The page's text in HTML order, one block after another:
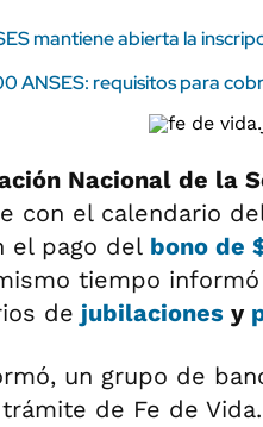
mantiene abierta la
ANSES: requisitos para
Nacional de la
con el calendario
el pago del bono de
tiempo
de jubilaciones y
un grupo de
de Fe de Vida.